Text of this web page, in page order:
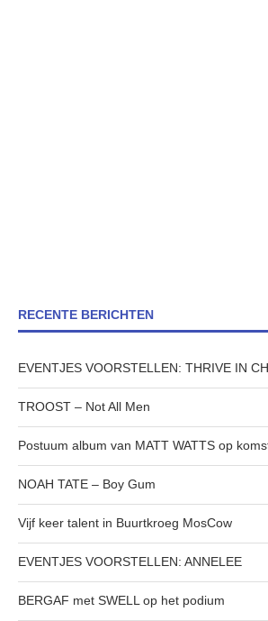
RECENTE BERICHTEN
EVENTJES VOORSTELLEN: THRIVE IN
TROOST – Not All Men
Postuum album van MATT WATTS op
NOAH TATE – Boy Gum
Vijf keer talent in Buurtkroeg MosCow
EVENTJES VOORSTELLEN: ANNELEE
BERGAF met SWELL op het podium